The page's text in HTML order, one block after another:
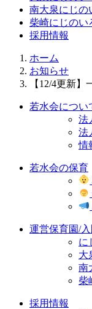
南大泉にじの
柴崎にじのい
採用情報
ホーム
お知らせ
【12/4更新
若水会につい
法
法
情
若水会の保育
運営保育園/
に
大
南
柴
採用情報